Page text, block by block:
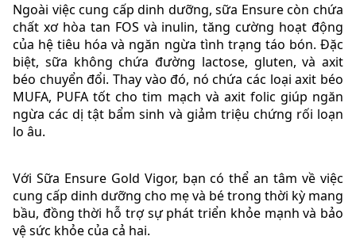
Ngoài việc cung cấp dinh dưỡng, sữa Ensure còn chứa
chất xơ hòa tan FOS và inulin, tăng cường hoạt động
của hệ tiêu hóa và ngăn ngừa tình trạng táo bón. Đặc
biệt, sữa không chứa đường lactose, gluten, và axit
béo chuyển đổi. Thay vào đó, nó chứa các loại axit béo
MUFA, PUFA tốt cho tim mạch và axit folic giúp ngăn
ngừa các dị tật bẩm sinh và giảm triệu chứng rối loạn
lo âu.
Với Sữa Ensure Gold Vigor, bạn có thể an tâm về việc
cung cấp dinh dưỡng cho mẹ và bé trong thời kỳ mang
bầu, đồng thời hỗ trợ sự phát triển khỏe mạnh và bảo
vệ sức khỏe của cả hai.